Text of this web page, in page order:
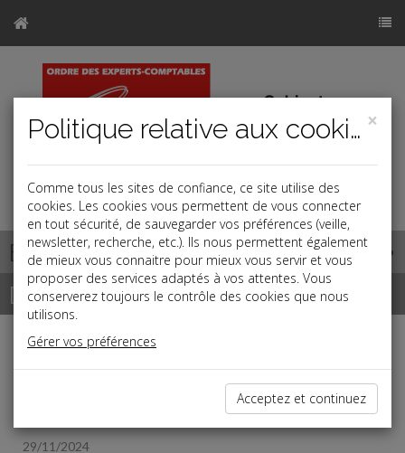
Base documentaire
Dépêches
Liste des dernières dépêches
29/11/2024
×
Politique relative aux cookies
Comme tous les sites de confiance, ce site utilise des
cookies. Les cookies vous permettent de vous connecter
en tout sécurité, de sauvegarder vos préférences (veille,
newsletter, recherche, etc.). Ils nous permettent également
de mieux vous connaitre pour mieux vous servir et vous
proposer des services adaptés à vos attentes. Vous
conserverez toujours le contrôle des cookies que nous
utilisons.
Gérer vos préférences
Acceptez et continuez